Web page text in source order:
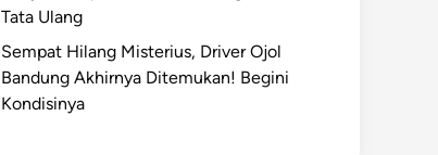
Tata Ulang
Sempat Hilang Misterius, Driver Ojol
Bandung Akhirnya Ditemukan! Begini
Kondisinya